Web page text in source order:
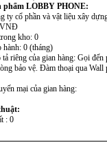
phẩm LOBBY PHONE:
ty cổ phần và vật liệu xây
VNĐ
kho: 0
hành: 0 (tháng)
riêng của gian hàng: Gọi
bảo vệ. Đàm thoại qua
mại của gian hàng:
: 0